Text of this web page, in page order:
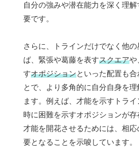
自分の強みや潜在能力を深く理
要です。
さらに、トラインだけでなく他の
ば、緊張や葛藤を表すスクエアや
すオポジションといった配置も
とで、より多角的に自分自身を
ます。例えば、才能を示すトラ
時に困難を示すオポジションが
才能を開花させるためには、相
要となることを示唆しています。